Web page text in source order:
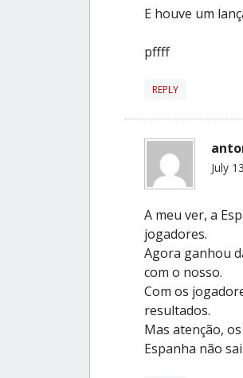
E houve um
pffff
REPLY
July
A meu ver, a
jogadores.
Agora ganhou
com o nosso.
Com os
resultados.
Mas atenção,
Espanha não